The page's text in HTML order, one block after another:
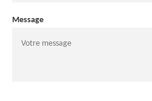
Message